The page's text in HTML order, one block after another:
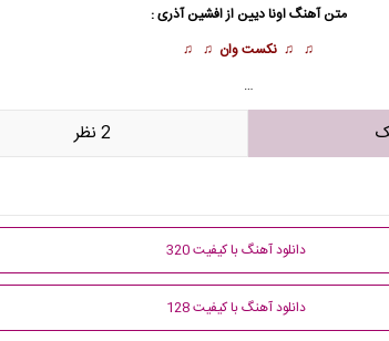
متن آهنگ اونا دیین ازافشین آذری:
♫ ♫ نکست وان ♫ ♫
…
2 نظر
دانلود آهنگ با کیفیت 320
دانلود آهنگ با کیفیت 128